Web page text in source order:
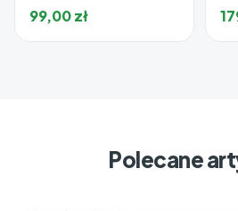
99,00zł
Polecane